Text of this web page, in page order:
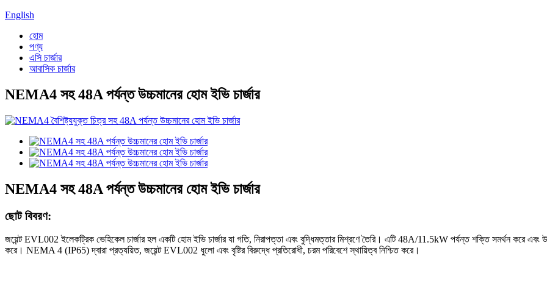
English
হোম
পণ্য
এসি চার্জার
আবাসিক চার্জার
NEMA4 সহ 48A পর্যন্ত উচ্চমানের হোম ইভি চার্জার
NEMA4 সহ 48A পর্যন্ত উচ্চমানের হোম ইভি চার্জার
ছোট বিবরণ:
জয়েন্ট EVL002 ইলেকট্রিক ভেহিকেল চার্জার হল একটি হোম ইভি চার্জার যা গতি, নিরাপত্তা এবং বুদ্ধিমত্তার মিশ্রণে তৈরি। এটি 48A/11.5kW পর্যন্ত শক্তি সমর্থন করে এবং
করে। NEMA 4 (IP65) দ্বারা প্রত্যয়িত, জয়েন্ট EVL002 ধুলো এবং বৃষ্টির বিরুদ্ধে প্রতিরোধী, চরম পরিবেশে স্থায়িত্ব নিশ্চিত করে।